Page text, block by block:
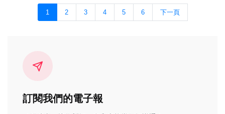
1 2 3 4 5 6 下一頁
訂閱我們的電子報